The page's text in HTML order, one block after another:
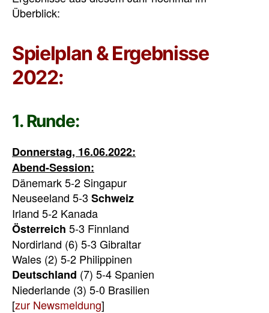
Überblick:
Spielplan & Ergebnisse
2022:
1. Runde:
Donnerstag, 16.06.2022:
Abend-Session:
Dänemark 5-2 Singapur
Neuseeland 5-3 Schweiz
Irland 5-2 Kanada
Österreich 5-3 Finnland
Nordirland (6) 5-3 Gibraltar
Wales (2) 5-2 Philippinen
Deutschland (7) 5-4 Spanien
Niederlande (3) 5-0 Brasilien
[zur Newsmeldung]